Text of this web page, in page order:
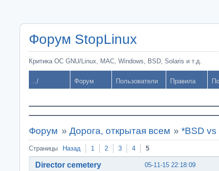
Форум StopLinux
Критика ОС GNU/Linux, MAC, Windows, BSD, Solaris и т.д.
../ Форум Пользователи Правила
Форум » Дорога, открытая всем »*BSD vs
Страницы Назад 1 2 3 4 5
05-11-15 22:18:09
Director cemetery